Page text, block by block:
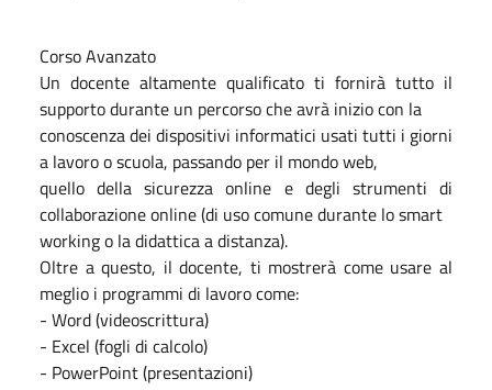
Corso Avanzato
Un docente altamente qualificato ti fornirà tutto il
supporto durante un percorso che avrà inizio con la
conoscenza dei dispositivi informatici usati tutti i giorni
a lavoro o scuola, passando per il mondo web,
quello della sicurezza online e degli strumenti di
collaborazione online (di uso comune durante lo smart
working o la didattica a distanza).
Oltre a questo, il docente, ti mostrerà come usare al
meglio i programmi di lavoro come:
- Word (videoscrittura)
- Excel (fogli di calcolo)
- PowerPoint (presentazioni)